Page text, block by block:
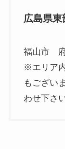
広島県東
福山市
※エリア
もござい
わせ下さい